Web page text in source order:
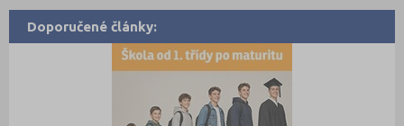
Doporučené články: